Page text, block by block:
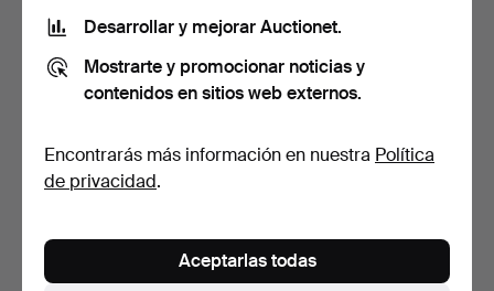
CADENAS DE BOLAS, 2
piezas.
1 puja
collar de perlas cultivadas.
1 puja
35 USD
Desarrollar y mejorar Auctionet.
Mostrarte y promocionar noticias y
contenidos en sitios web externos.
Encontrarás más información en nuestra Política
de privacidad.
Aceptarlas todas